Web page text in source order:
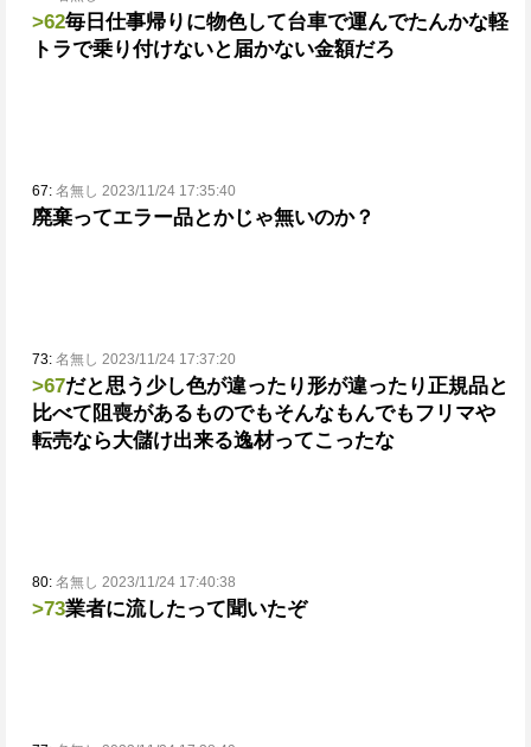
>62毎日仕事帰りに物色して台車で運んでたんかな軽
トラで乗り付けないと届かない金額だろ
67: 名無し 2023/11/24 17:35:40
廃棄ってエラー品とかじゃ無いのか？
73: 名無し 2023/11/24 17:37:20
>67だと思う 少し色が違ったり形が違ったり正規品と
比べて阻喪があるものでもそんなもんでもフリマや
転売なら大儲け出来る逸材ってこったな
80: 名無し 2023/11/24 17:40:38
>73業者に流したって聞いたぞ